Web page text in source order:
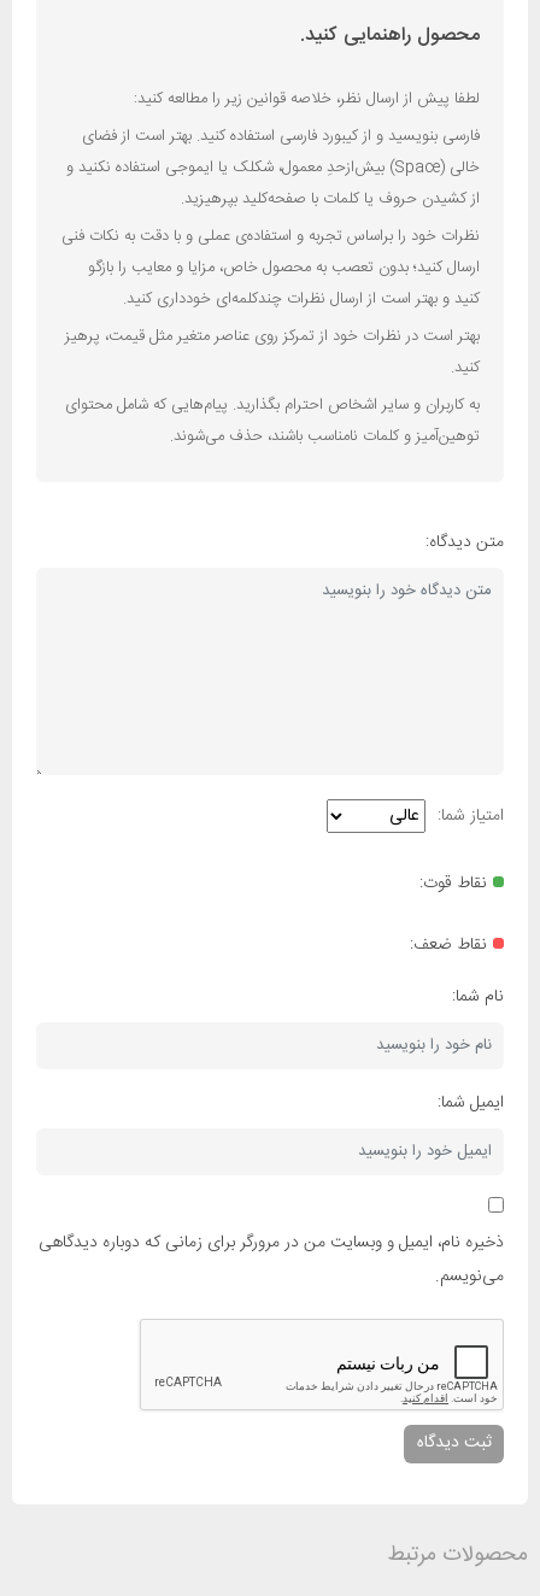
محصول راهنمایی کنید.
لطفا پیش از ارسال نظر، خلاصه قوانین زیر را مطالعه کنید:
فارسی بنویسید و از کیبورد فارسی استفاده کنید. بهتر است از فضای
خالی (Space) بیش‌از‌حدِ معمول، شکلک یا ایموجی استفاده نکنید و
از کشیدن حروف یا کلمات با صفحه‌کلید بپرهیزید.
نظرات خود را براساس تجربه و استفاده‌ی عملی و با دقت به نکات فنی
ارسال کنید؛ بدون تعصب به محصول خاص، مزایا و معایب را بازگو
کنید و بهتر است از ارسال نظرات چندکلمه‌‌ای خودداری کنید.
بهتر است در نظرات خود از تمرکز روی عناصر متغیر مثل قیمت، پرهیز
کنید.
به کاربران و سایر اشخاص احترام بگذارید. پیام‌هایی که شامل محتوای
توهین‌آمیز و کلمات نامناسب باشند، حذف می‌شوند.
متن دیدگاه:
امتیاز شما:
نقاط قوت:
نقاط ضعف:
نام شما:
ایمیل شما:
ذخیره نام، ایمیل و وبسایت من در مرورگر برای زمانی که دوباره دیدگاهی
می‌نویسم.
محصولات مرتبط